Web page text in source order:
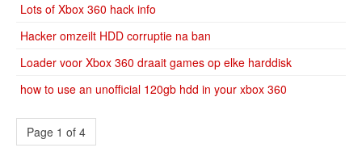
Lots of Xbox 360 hack info
Hacker omzeilt HDD corruptie na ban
Loader voor Xbox 360 draait games op elke harddisk
how to use an unofficial 120gb hdd in your xbox 360
Page 1 of 4